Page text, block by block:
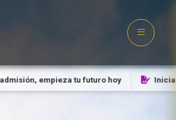
empieza tu futuro hoy Inicia